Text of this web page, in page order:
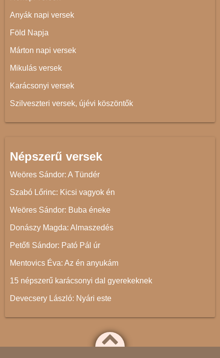
Anyák napi versek
Föld Napja
Márton napi versek
Mikulás versek
Karácsonyi versek
Szilveszteri versek, újévi köszöntők
Népszerű versek
Weöres Sándor: A Tündér
Szabó Lőrinc: Kicsi vagyok én
Weöres Sándor: Buba éneke
Donászy Magda: Almaszedés
Petőfi Sándor: Pató Pál úr
Mentovics Éva: Az én anyukám
15 népszerű karácsonyi dal gyerekeknek
Devecsery László: Nyári este